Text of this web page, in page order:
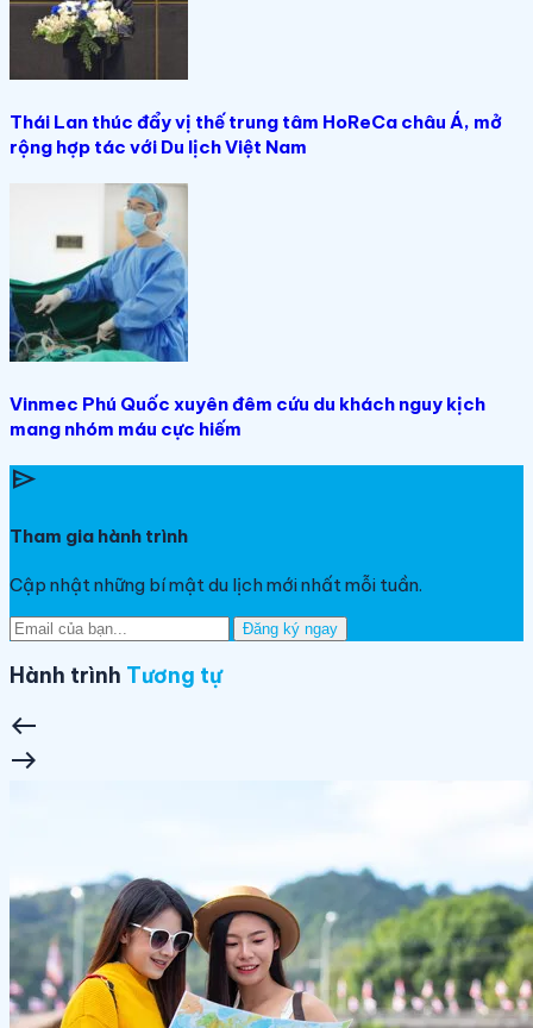
Thái Lan thúc đẩy vị thế trung tâm HoReCa châu Á, mở
rộng hợp tác với Du lịch Việt Nam
Vinmec Phú Quốc xuyên đêm cứu du khách nguy kịch
mang nhóm máu cực hiếm
send
Tham gia hành trình
Cập nhật những bí mật du lịch mới nhất mỗi tuần.
Đăng ký ngay
Hành trình Tương tự
west
east